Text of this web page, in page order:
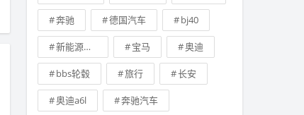
奔驰 德国汽车 bj40
新能源汽车 宝马 奥迪
bbs轮毂 旅行 长安
奥迪a6l 奔驰汽车